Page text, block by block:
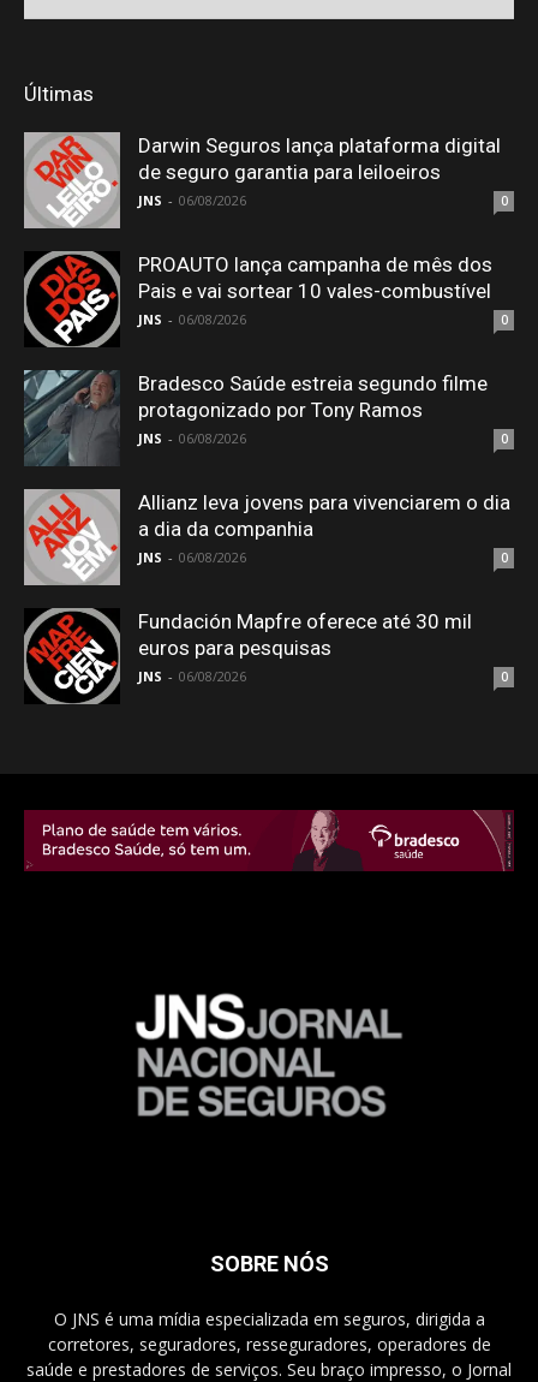
Últimas
Darwin Seguros lança plataforma digital
de seguro garantia para leiloeiros
JNS - 06/08/2026 0
PROAUTO lança campanha de mês dos
Pais e vai sortear 10 vales-combustível
JNS - 06/08/2026 0
Bradesco Saúde estreia segundo filme
protagonizado por Tony Ramos
JNS - 06/08/2026 0
Allianz leva jovens para vivenciarem o dia
a dia da companhia
JNS - 06/08/2026 0
Fundación Mapfre oferece até 30 mil
euros para pesquisas
JNS - 06/08/2026 0
SOBRE NÓS
O JNS é uma mídia especializada em seguros, dirigida a
corretores, seguradores, resseguradores, operadores de
saúde e prestadores de serviços. Seu braço impresso, o Jornal